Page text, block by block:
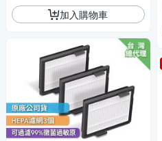
加入購物車